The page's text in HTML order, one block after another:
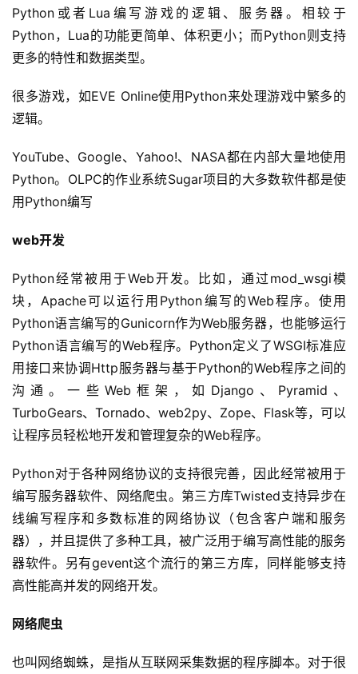
Python或者Lua编写游戏的逻辑、服务器。相较于
Python，Lua的功能更简单、体积更小；而Python则支持
更多的特性和数据类型。
很多游戏，如EVE Online使用Python来处理游戏中繁多的
逻辑。
YouTube、Google、Yahoo!、NASA都在内部大量地使用
Python。OLPC的作业系统Sugar项目的大多数软件都是使
用Python编写
web开发
Python经常被用于Web开发。比如，通过mod_wsgi模
块，Apache可以运行用Python编写的Web程序。使用
Python语言编写的Gunicorn作为Web服务器，也能够运行
Python语言编写的Web程序。Python定义了WSGI标准应
用接口来协调Http服务器与基于Python的Web程序之间的
沟通。一些Web框架，如Django、Pyramid、
TurboGears、Tornado、web2py、Zope、Flask等，可以
让程序员轻松地开发和管理复杂的Web程序。
Python对于各种网络协议的支持很完善，因此经常被用于
编写服务器软件、网络爬虫。第三方库Twisted支持异步在
线编写程序和多数标准的网络协议（包含客户端和服务
器），并且提供了多种工具，被广泛用于编写高性能的服务
器软件。另有gevent这个流行的第三方库，同样能够支持
高性能高并发的网络开发。
网络爬虫
也叫网络蜘蛛，是指从互联网采集数据的程序脚本。对于很